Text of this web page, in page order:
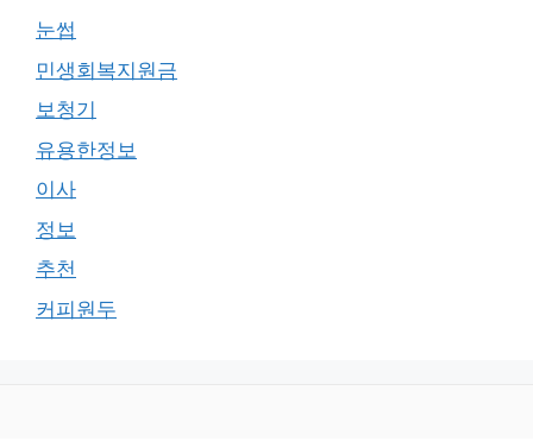
눈썹
민생회복지원금
보청기
유용한정보
이사
정보
추천
커피원두